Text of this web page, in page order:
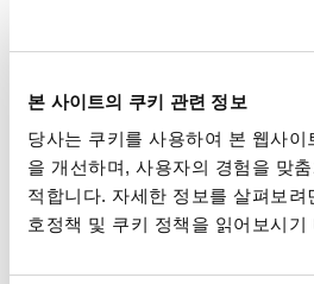
본 사이트의 쿠키 관련 정보
당사는 쿠키를 사용하여 본 웹사이
을 개선하며, 사용자의 경험을 맞
적합니다. 자세한 정보를 살펴보려
호정책 및 쿠키 정책을 읽어보시기